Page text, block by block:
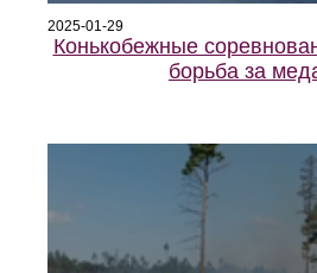
2025-01-29
Конькобежные
борьба за